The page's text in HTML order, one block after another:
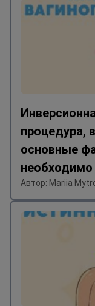
процедура,
основные
необходимо
Автор: Mariia